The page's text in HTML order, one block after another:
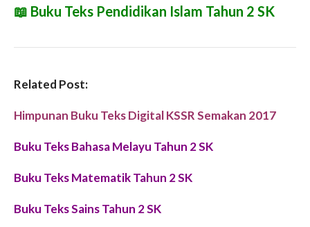
📖 Buku Teks Pendidikan Islam Tahun 2 SK
Related Post:
Himpunan Buku Teks Digital KSSR Semakan 2017
Buku Teks Bahasa Melayu Tahun 2 SK
Buku Teks Matematik Tahun 2 SK
Buku Teks Sains Tahun 2 SK